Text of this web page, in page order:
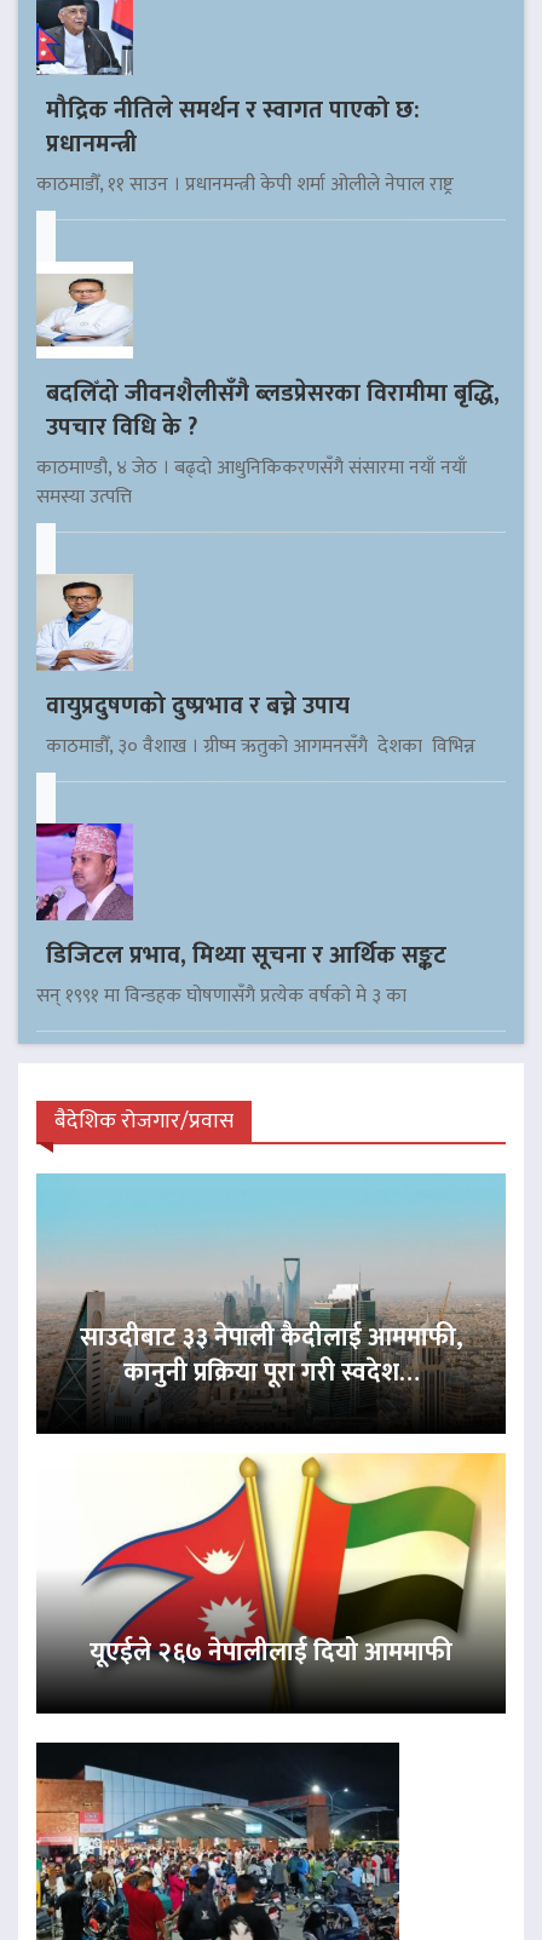
मौद्रिक नीतिले समर्थन र स्वागत पाएको छ:
प्रधानमन्त्री
काठमाडौँ, ११ साउन । प्रधानमन्त्री केपी शर्मा ओलीले नेपाल राष्ट्र
बदलिँदो जीवनशैलीसँगै ब्लडप्रेसरका विरामीमा बृद्धि,
उपचार विधि के ?
काठमाण्डौ, ४ जेठ । बढ्दो आधुनिकिकरणसँगै संसारमा नयाँ नयाँ
समस्या उत्पत्ति
वायुप्रदुषणको दुष्प्रभाव र बच्ने उपाय
काठमाडौँ, ३० वैशाख । ग्रीष्म ऋतुको आगमनसँगै देशका विभिन्न
डिजिटल प्रभाव, मिथ्या सूचना र आर्थिक सङ्कट
सन् १९९१ मा विन्डहक घोषणासँगै प्रत्येक वर्षको मे ३ का
बैदेशिक रोजगार/प्रवास
साउदीबाट ३३ नेपाली कैदीलाई आममाफी,
कानुनी प्रक्रिया पूरा गरी स्वदेश…
यूएईले २६७ नेपालीलाई दियो आममाफी